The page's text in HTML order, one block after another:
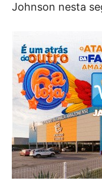
Johnson nesta